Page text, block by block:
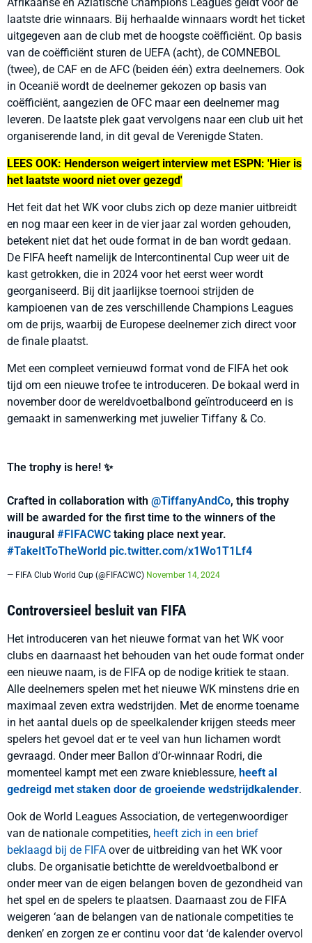
laatste drie winnaars. Bij herhaalde winnaars wordt het ticket
uitgegeven aan de club met de hoogste coëfficiënt. Op basis
van de coëfficiënt sturen de UEFA (acht), de COMNEBOL
(twee), de CAF en de AFC (beiden één) extra deelnemers. Ook
in Oceanië wordt de deelnemer gekozen op basis van
coëfficiënt, aangezien de OFC maar een deelnemer mag
leveren. De laatste plek gaat vervolgens naar een club uit het
organiserende land, in dit geval de Verenigde Staten.
LEES OOK: Henderson weigert interview met ESPN: 'Hier is
het laatste woord niet over gezegd'
Het feit dat het WK voor clubs zich op deze manier uitbreidt
en nog maar een keer in de vier jaar zal worden gehouden,
betekent niet dat het oude format in de ban wordt gedaan.
De FIFA heeft namelijk de Intercontinental Cup weer uit de
kast getrokken, die in 2024 voor het eerst weer wordt
georganiseerd. Bij dit jaarlijkse toernooi strijden de
kampioenen van de zes verschillende Champions Leagues
om de prijs, waarbij de Europese deelnemer zich direct voor
de finale plaatst.
Met een compleet vernieuwd format vond de FIFA het ook
tijd om een nieuwe trofee te introduceren. De bokaal werd in
november door de wereldvoetbalbond geïntroduceerd en is
gemaakt in samenwerking met juwelier Tiffany & Co.
The trophy is here! ✨
Crafted in collaboration with @TiffanyAndCo, this trophy
will be awarded for the first time to the winners of the
inaugural #FIFACWC taking place next year.
#TakeItToTheWorld pic.twitter.com/x1Wo1T1Lf4
— FIFA Club World Cup (@FIFACWC) November 14, 2024
Controversieel besluit van FIFA
Het introduceren van het nieuwe format van het WK voor
clubs en daarnaast het behouden van het oude format onder
een nieuwe naam, is de FIFA op de nodige kritiek te staan.
Alle deelnemers spelen met het nieuwe WK minstens drie en
maximaal zeven extra wedstrijden. Met de enorme toename
in het aantal duels op de speelkalender krijgen steeds meer
spelers het gevoel dat er te veel van hun lichamen wordt
gevraagd. Onder meer Ballon d’Or-winnaar Rodri, die
momenteel kampt met een zware knieblessure, heeft al
gedreigd met staken door de groeiende wedstrijdkalender.
Ook de World Leagues Association, de vertegenwoordiger
van de nationale competities, heeft zich in een brief
beklaagd bij de FIFA over de uitbreiding van het WK voor
clubs. De organisatie betichtte de wereldvoetbalbond er
onder meer van de eigen belangen boven de gezondheid van
het spel en de spelers te plaatsen. Daarnaast zou de FIFA
weigeren ‘aan de belangen van de nationale competities te
denken’ en zorgen ze er continu voor dat ‘de kalender overvol